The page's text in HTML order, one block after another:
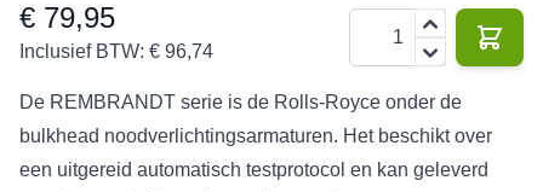
€ 79,95
Inclusief BTW: € 96,74
De REMBRANDT serie is de Rolls-Royce onder de
bulkhead noodverlichtingsarmaturen. Het beschikt over
een uitgereid automatisch testprotocol en kan geleverd